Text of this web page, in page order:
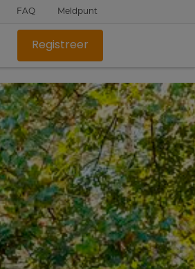
FAQ Meldpunt
Registreer